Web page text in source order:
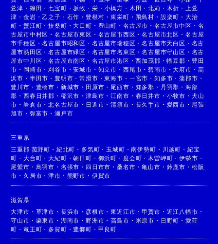
萱津 ・ 篠田 ・七宝町 ・坂牧 ・ 栄 ・ 小橋方 ・ 木田 ・北苅 ・ 木折 ・
上萱
津 ・金岩 ・乙之子 ・ 石作 ・ 豊根村 ・東栄町 ・ 飛島村 ・ 設楽町 ・ 大治
町 ・蟹江町 ・扶桑町 ・大口町 ・ 豊山町 ・ 名古屋市 ・ 名古屋市中区 ・ 名
古屋市中村区 ・名古屋市東区 ・ 名古屋市西区 ・名古屋市北区 ・ 名古屋
市千種区 ・名古屋市昭和区 ・ 名古屋市瑞穂区 ・名古屋市天白区 ・ 名古
屋市熱田区 ・名古屋市緑区 ・ 名古屋市名東区 ・名古屋市守山区 ・ 名古
屋市中川区 ・名古屋市南区 ・ 名古屋市港区 ・西加茂郡 ・幡豆郡 ・ 豊田
市 ・ 岡崎市 ・刈谷市 ・安城市 ・ 知立市 ・ 西尾市 ・碧南市 ・大府市 ・ 高
浜市 ・ 半田市 ・ 豊明市 ・常滑市 ・東海市 ・ 一宮市 ・ 知多市 ・蒲郡市 ・
豊川市 ・ 豊橋市 ・ 新城市 ・ 田原市 ・ 尾西市 ・ 知多郡 ・ 丹羽郡 ・ 海部
郡 ・西春日井郡 ・ 稲沢市 ・津島市 ・江南市 ・ 春日井市 ・ 小牧市 ・ 犬山
市 ・岩倉市 ・北名古屋市 ・ 日進市 ・清須市 ・ 長久手市 ・ 愛西市 ・ 尾張
旭市 ・ 弥富市 ・瀬戸市
三重県
三重郡 菰野町 ・ 紀北町 ・ 多気町 ・ 玉城町 ・南伊勢町 ・ 川越町 ・ 紀宝
町 ・大台町 ・大紀町 ・朝日町 ・ 御浜町 ・ 度会町 ・ 木曽岬町 ・伊勢市 ・
尾鷲市 ・ 鳥羽市 ・ 名張市 ・ 四日市市 ・桑名市 ・亀山市 ・ 鈴鹿市 ・ 松阪
市 ・ 久居市 ・津市 ・ 熊野市 ・ 伊賀市
滋賀県
大津市 ・ 草津市 ・ 長浜市 ・ 彦根市 ・東近江市 ・甲賀市 ・ 近江八幡市 ・
守山市 ・ 栗東市 ・ 湖南市 ・野洲市 ・高島市 ・ 米原市 ・ 日野町 ・ 愛荘
町 ・竜王町 ・ 多賀町 ・ 豊郷町 ・ 甲良町